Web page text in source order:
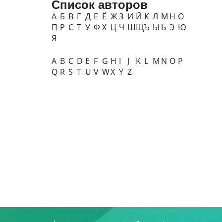
Список авторов
А Б В Г Д Е Ё ЖЗ И Й К Л М Н О
П Р С Т У Ф Х Ц Ч ШЩЪ Ы Ь Э Ю
Я
A B C D E F G H I J K L M N O P
Q R S T U V WX Y Z